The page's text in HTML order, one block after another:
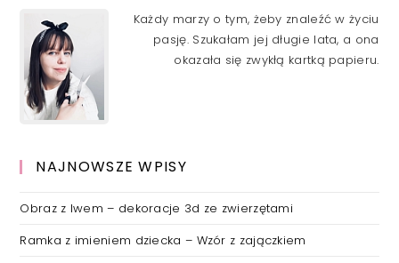
Każdy marzy o tym, żeby znaleźć w życiu
pasję. Szukałam jej długie lata, a ona
okazała się zwykłą kartką papieru.
NAJNOWSZE WPISY
Obraz z lwem – dekoracje 3d ze zwierzętami
Ramka z imieniem dziecka – Wzór z zajączkiem